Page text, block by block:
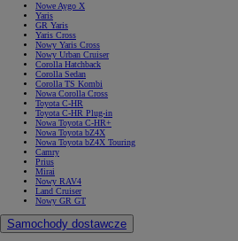
Nowe Aygo X
Yaris
GR Yaris
Yaris Cross
Nowy Yaris Cross
Nowy Urban Cruiser
Corolla Hatchback
Corolla Sedan
Corolla TS Kombi
Nowa Corolla Cross
Toyota C-HR
Toyota C-HR Plug-in
Nowa Toyota C-HR+
Nowa Toyota bZ4X
Nowa Toyota bZ4X Touring
Camry
Prius
Mirai
Nowy RAV4
Land Cruiser
Nowy GR GT
Samochody dostawcze